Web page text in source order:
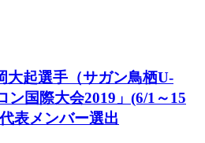
大起選手（サガン鳥栖U-
ン国際大会2019」(6/1～15
表メンバー選出